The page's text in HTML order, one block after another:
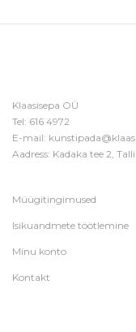
Klaasisepa OÜ
Tel: 616 4972
E-mail:
Aadress: Kadaka tee 2,
Müügitingimused
Isikuandmete töötlemine
Minu konto
Kontakt